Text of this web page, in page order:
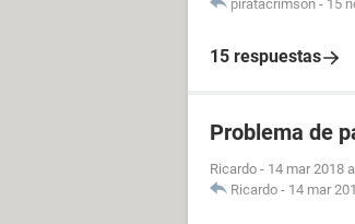
piratacrimson - 15
15 respuestas
Problema de
Ricardo - 14 mar 2018
Ricardo - 14 mar